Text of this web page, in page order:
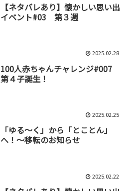
【ネタバレあり】懐かしい思い出
イベント#03 第３週
2025.02.28
100人赤ちゃんチャレンジ#007
第４子誕生！
2025.02.25
「ゆる～く」から「とことん」
へ！～移転のお知らせ
2025.02.22